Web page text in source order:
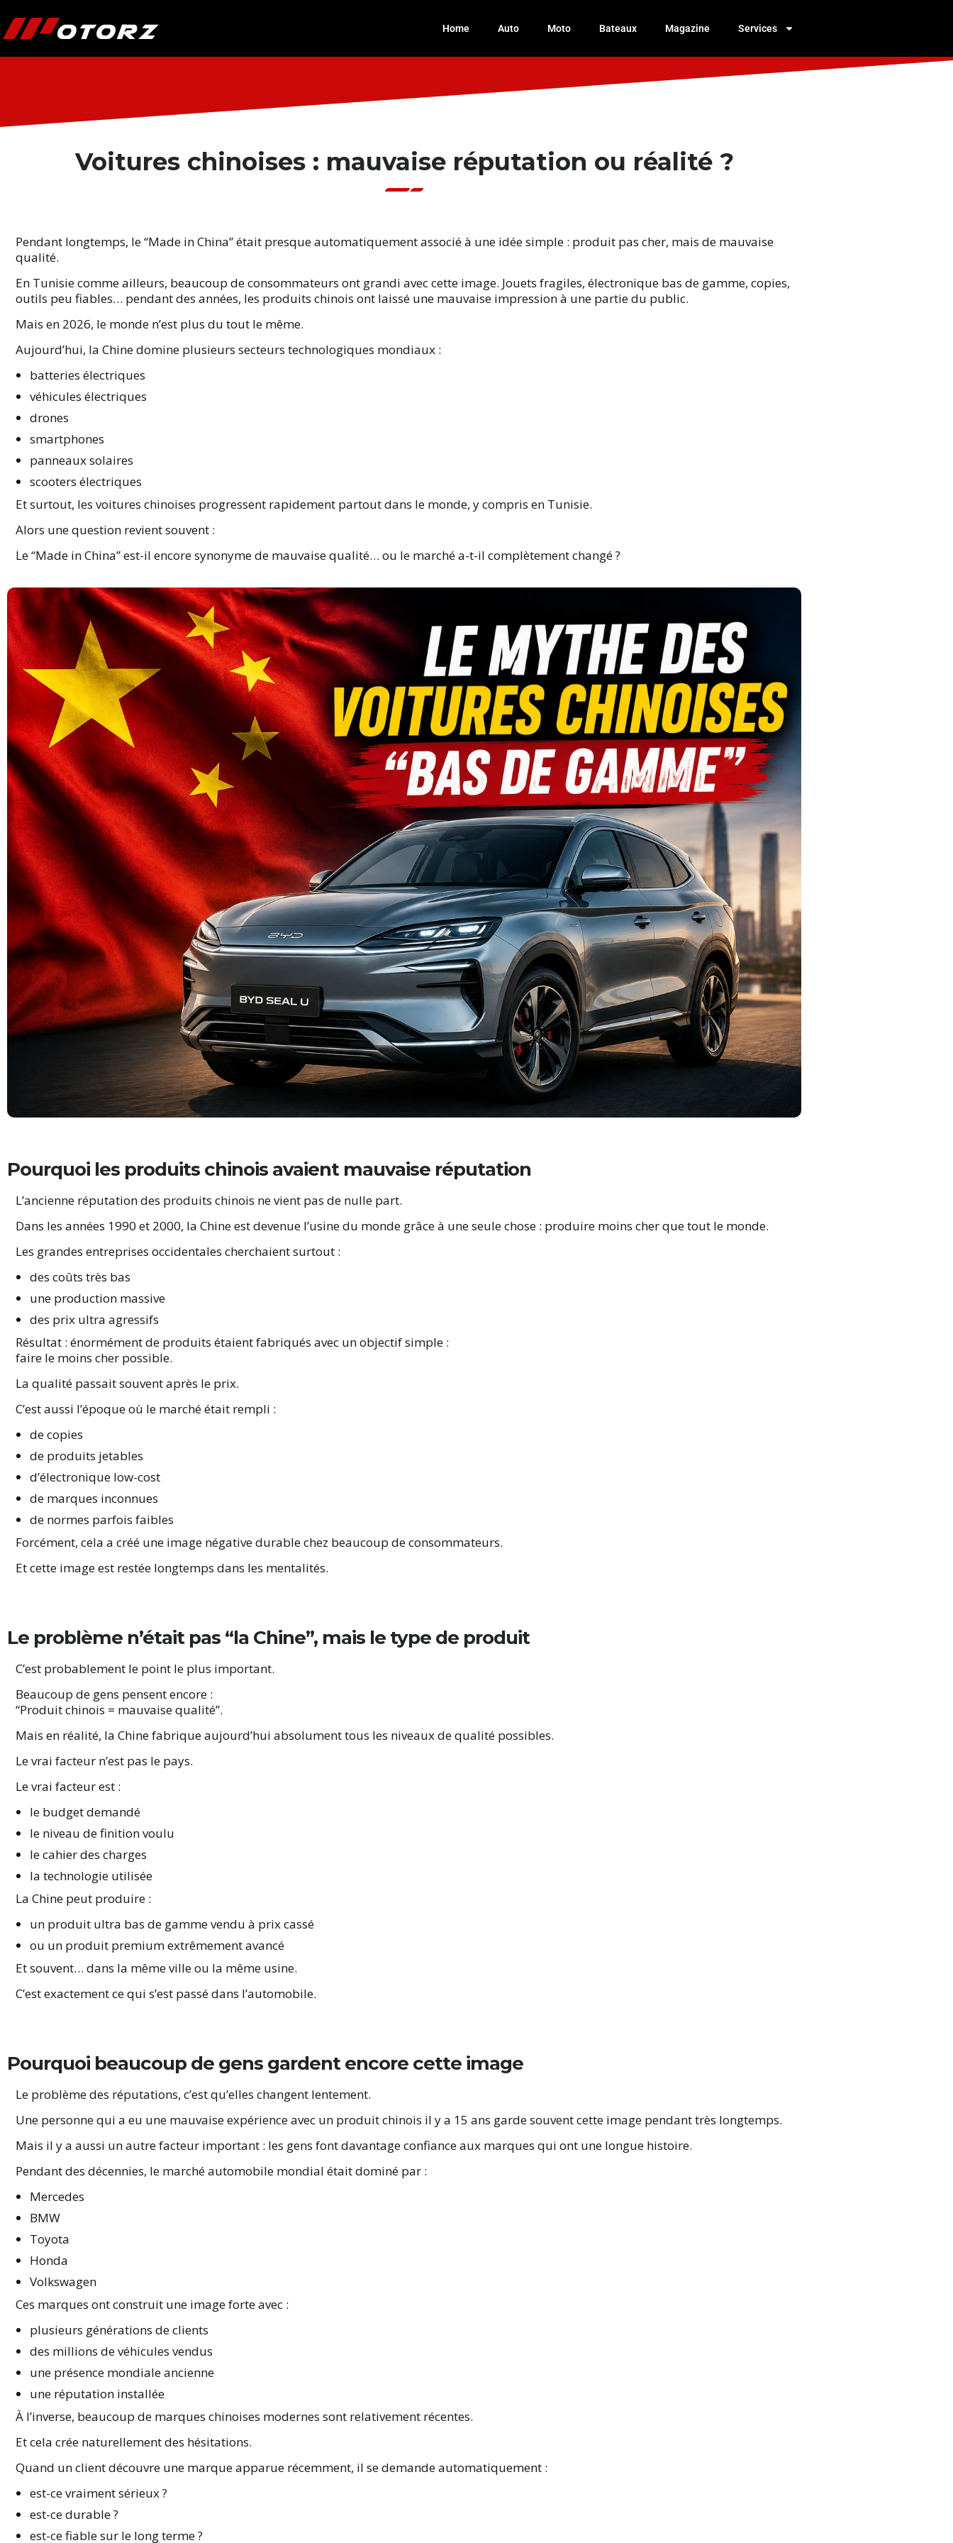
Home Auto Moto Bateaux Magazine Services
Voitures chinoises : mauvaise réputation ou réalité ?
Pendant longtemps, le “Made in China” était presque automatiquement associé à une idée simple : produit pas cher, mais de mauvaise
qualité.
En Tunisie comme ailleurs, beaucoup de consommateurs ont grandi avec cette image. Jouets fragiles, électronique bas de gamme, copies,
outils peu fiables… pendant des années, les produits chinois ont laissé une mauvaise impression à une partie du public.
Mais en 2026, le monde n’est plus du tout le même.
Aujourd’hui, la Chine domine plusieurs secteurs technologiques mondiaux :
batteries électriques
véhicules électriques
drones
smartphones
panneaux solaires
scooters électriques
Et surtout, les voitures chinoises progressent rapidement partout dans le monde, y compris en Tunisie.
Alors une question revient souvent :
Le “Made in China” est-il encore synonyme de mauvaise qualité… ou le marché a-t-il complètement changé ?
Pourquoi les produits chinois avaient mauvaise réputation
L’ancienne réputation des produits chinois ne vient pas de nulle part.
Dans les années 1990 et 2000, la Chine est devenue l’usine du monde grâce à une seule chose : produire moins cher que tout le monde.
Les grandes entreprises occidentales cherchaient surtout :
des coûts très bas
une production massive
des prix ultra agressifs
Résultat : énormément de produits étaient fabriqués avec un objectif simple :
faire le moins cher possible.
La qualité passait souvent après le prix.
C’est aussi l’époque où le marché était rempli :
de copies
de produits jetables
d’électronique low-cost
de marques inconnues
de normes parfois faibles
Forcément, cela a créé une image négative durable chez beaucoup de consommateurs.
Et cette image est restée longtemps dans les mentalités.
Le problème n’était pas “la Chine”, mais le type de produit
C’est probablement le point le plus important.
Beaucoup de gens pensent encore :
“Produit chinois = mauvaise qualité”.
Mais en réalité, la Chine fabrique aujourd’hui absolument tous les niveaux de qualité possibles.
Le vrai facteur n’est pas le pays.
Le vrai facteur est :
le budget demandé
le niveau de finition voulu
le cahier des charges
la technologie utilisée
La Chine peut produire :
un produit ultra bas de gamme vendu à prix cassé
ou un produit premium extrêmement avancé
Et souvent… dans la même ville ou la même usine.
C’est exactement ce qui s’est passé dans l’automobile.
Pourquoi beaucoup de gens gardent encore cette image
Le problème des réputations, c’est qu’elles changent lentement.
Une personne qui a eu une mauvaise expérience avec un produit chinois il y a 15 ans garde souvent cette image pendant très longtemps.
Mais il y a aussi un autre facteur important : les gens font davantage confiance aux marques qui ont une longue histoire.
Pendant des décennies, le marché automobile mondial était dominé par :
Mercedes
BMW
Toyota
Honda
Volkswagen
Ces marques ont construit une image forte avec :
plusieurs générations de clients
des millions de véhicules vendus
une présence mondiale ancienne
une réputation installée
À l’inverse, beaucoup de marques chinoises modernes sont relativement récentes.
Et cela crée naturellement des hésitations.
Quand un client découvre une marque apparue récemment, il se demande automatiquement :
est-ce vraiment sérieux ?
est-ce durable ?
est-ce fiable sur le long terme ?